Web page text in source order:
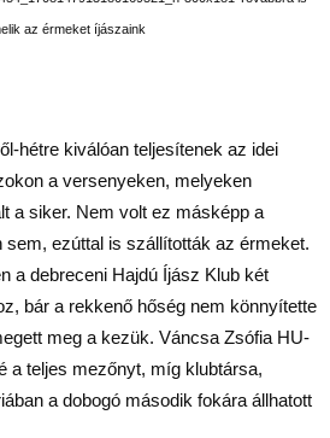
hétre kiválóan teljesítenek az idei
a versenyeken, melyeken
a siker. Nem volt ez másképp a
sem, ezúttal is szállították az érmeket.
a debreceni Hajdú Íjász Klub két
bár a rekkenő hőség nem könnyítette
meg a kezük. Váncsa Zsófia HU-
a teljes mezőnyt, míg klubtársa,
a dobogó második fokára állhatott